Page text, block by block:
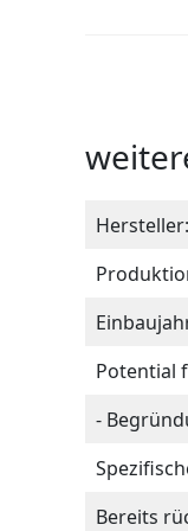
Hersteller:
Potential
-
Bereits